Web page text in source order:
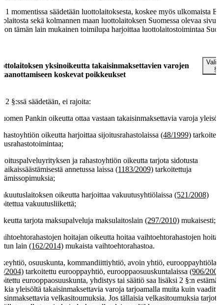
1 momentissa säädetään luottolaitoksesta, koskee myös ulkomaista
sekä kolmannen maan luottolaitoksen Suomessa olevaa
on tämän lain mukainen toimilupa harjoittaa luottolaitostoimintaa
yksinoikeutta takaisinmaksettavien varojen
koskevat poikkeukset
§
2 §:ssä säädetään, ei rajoita:
Pankin oikeutta ottaa vastaan takaisinmaksettavia varoja
oikeutta harjoittaa sijoitusrahastolaissa (48/1999)
ja rahastoyhtiön oikeutta tarjota sidotusta
annetussa laissa (1183/2009) tarkoitettuja
oikeutta harjoittaa vakuutusyhtiölaissa (521/2008)
vakuutusliikettä;
tarjota maksupalveluja maksulaitoslain (297/2010) mukaisesti;
hoitajan oikeutta hoitaa vaihtoehtorahastojen
lain (162/2014) mukaista vaihtoehtorahastoa.
osuuskunta, kommandiittiyhtiö, avoin yhtiö,
2004) tarkoitettu eurooppayhtiö, eurooppaosuuskuntalaissa (906/
eurooppaosuuskunta, yhdistys tai säätiö saa lisäksi 2 §:n
yleisöltä takaisinmaksettavia varoja tarjoamalla muita kuin
velkasitoumuksia. Jos tällaisia velkasitoumuksia